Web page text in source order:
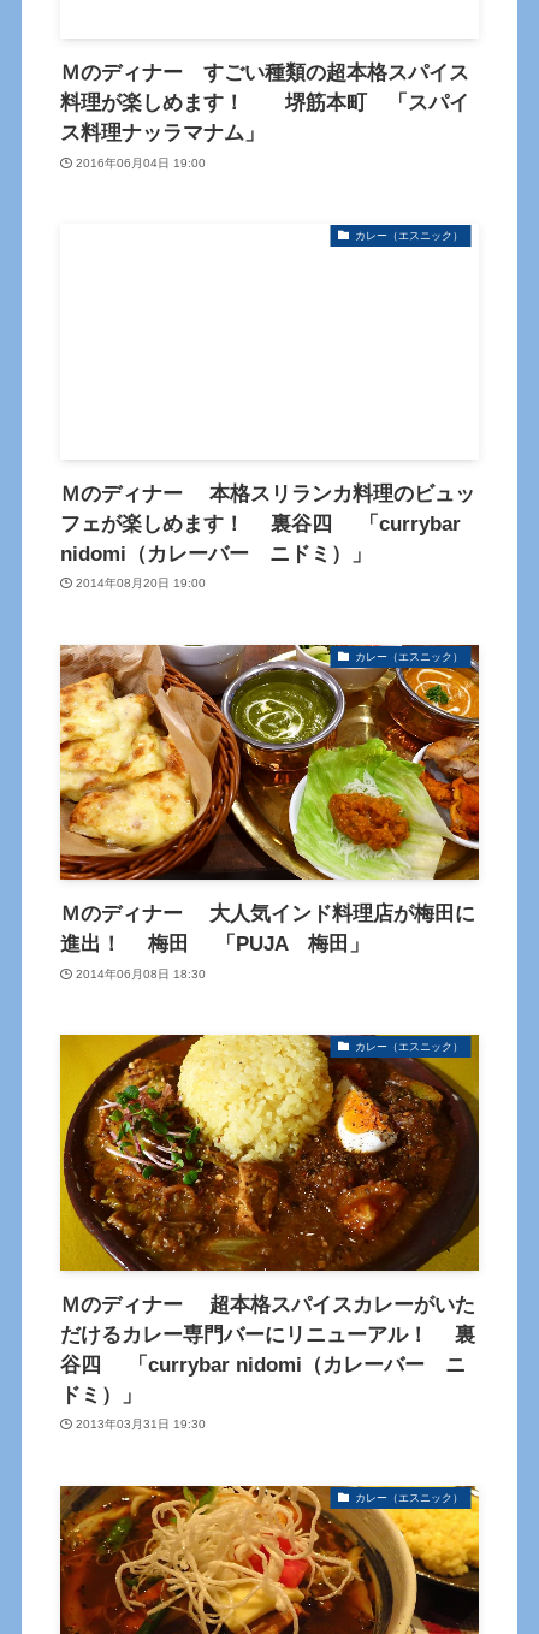
Ｍのディナー すごい種類の超本格スパイス
料理が楽しめます！ 堺筋本町 「スパイ
ス料理ナッラマナム」
2016年06月04日 19:00
カレー（エスニック）
Ｍのディナー 本格スリランカ料理のビュッ
フェが楽しめます！ 裏谷四 「currybar
nidomi（カレーバー ニドミ）」
2014年08月20日 19:00
カレー（エスニック）
Ｍのディナー 大人気インド料理店が梅田に
進出！ 梅田 「PUJA 梅田」
2014年06月08日 18:30
カレー（エスニック）
Ｍのディナー 超本格スパイスカレーがいた
だけるカレー専門バーにリニューアル！ 裏
谷四 「currybar nidomi（カレーバー ニ
ドミ）」
2013年03月31日 19:30
カレー（エスニック）